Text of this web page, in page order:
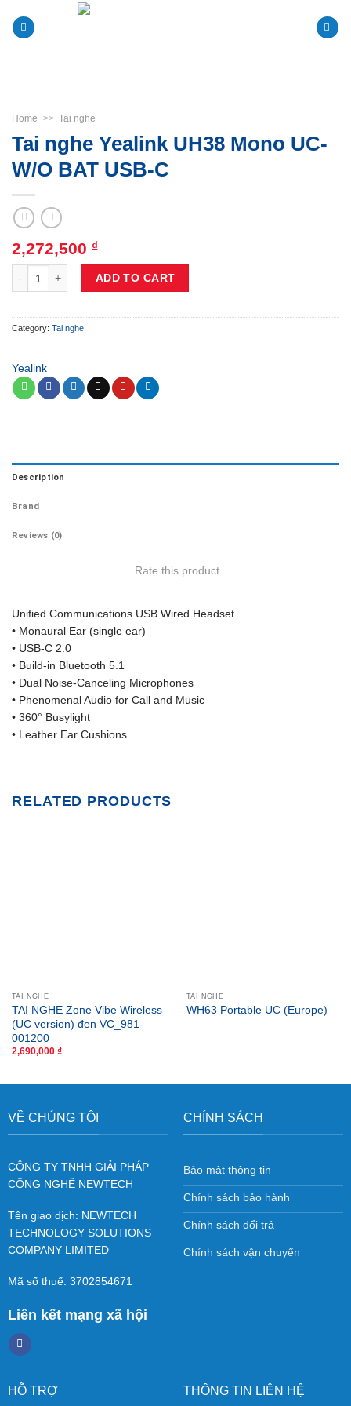
content
Home >> Tai nghe
Tai nghe Yealink UH38 Mono UC-
W/O BAT USB-C
2,272,500 ₫
Tai nghe Yealink UH38 Mono UC-W/O BAT USB-C quantity
ADD TO CART
Category: Tai nghe
Yealink
Description
Brand
Reviews (0)
Rate this product
Unified Communications USB Wired Headset
• Monaural Ear (single ear)
• USB-C 2.0
• Build-in Bluetooth 5.1
• Dual Noise-Canceling Microphones
• Phenomenal Audio for Call and Music
• 360° Busylight
• Leather Ear Cushions
RELATED PRODUCTS
TAI NGHE
TAI NGHE Zone Vibe Wireless
(UC version) đen VC_981-
001200
2,690,000 ₫
TAI NGHE
WH63 Portable UC (Europe)
VỀ CHÚNG TÔI
CÔNG TY TNHH GIẢI PHÁP
CÔNG NGHỆ NEWTECH
Tên giao dịch: NEWTECH
TECHNOLOGY SOLUTIONS
COMPANY LIMITED
Mã số thuế: 3702854671
Liên kết mạng xã hội
CHÍNH SÁCH
Bảo mật thông tin
Chính sách bảo hành
Chính sách đổi trả
Chính sách vận chuyển
HỖ TRỢ THÔNG TIN LIÊN HỆ